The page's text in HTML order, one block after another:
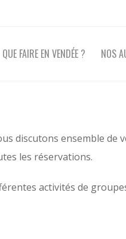
QUE FAIRE EN VENDÉE ? NOS
discutons ensemble
les réservations.
activités de